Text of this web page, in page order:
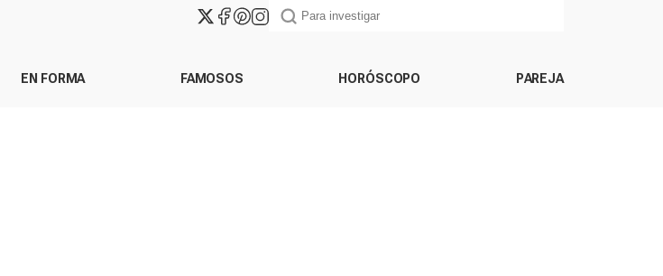
EN FORMA FAMOSOS HORÓSCOPO PAREJA